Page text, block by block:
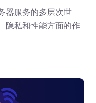
器服务的多层次世
隐私和性能方面的作